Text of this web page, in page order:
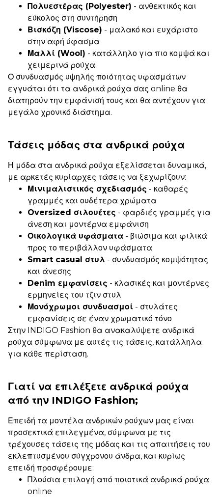
Πολυεστέρας (Polyester) - ανθεκτικός και
εύκολος στη συντήρηση
Βισκόζη (Viscose) - μαλακό και ευχάριστο
στην αφή ύφασμα
Μαλλί (Wool) - κατάλληλο για πιο κομψά και
χειμερινά ρούχα
Ο συνδυασμός υψηλής ποιότητας υφασμάτων
εγγυάται ότι τα ανδρικά ρούχα σας online θα
διατηρούν την εμφάνισή τους και θα αντέχουν για
μεγάλο χρονικό διάστημα.
Τάσεις μόδας στα ανδρικά ρούχα
Η μόδα στα ανδρικά ρούχα εξελίσσεται δυναμικά,
με αρκετές κυρίαρχες τάσεις να ξεχωρίζουν:
Μινιμαλιστικός σχεδιασμός - καθαρές
γραμμές και ουδέτερα χρώματα
Oversized σιλουέτες - φαρδιές γραμμές για
άνεση και μοντέρνα εμφάνιση
Οικολογικά υφάσματα - βιώσιμα και φιλικά
προς το περιβάλλον υφάσματα
Smart casual στυλ - συνδυασμός κομψότητας
και άνεσης
Denim εμφανίσεις - κλασικές και μοντέρνες
ερμηνείες του τζιν στυλ
Μονόχρωμοι συνδυασμοί - στυλάτες
εμφανίσεις σε έναν χρωματικό τόνο
Στην INDIGO Fashion θα ανακαλύψετε ανδρικά
ρούχα σύμφωνα με αυτές τις τάσεις, κατάλληλα
για κάθε περίσταση.
Γιατί να επιλέξετε ανδρικά ρούχα
από την INDIGO Fashion;
Επειδή τα μοντέλα ανδρικών ρούχων μας είναι
προσεκτικά επιλεγμένα, σύμφωνα με τις
τρέχουσες τάσεις της μόδας και τις απαιτήσεις του
εκλεπτυσμένου σύγχρονου άνδρα, και κυρίως
επειδή προσφέρουμε:
Πλούσια επιλογή από ποιοτικά ανδρικά ρούχα
online